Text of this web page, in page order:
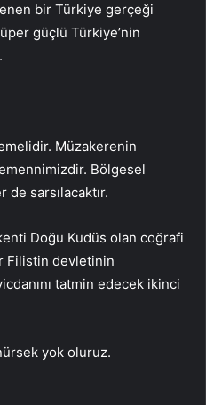
bir Türkiye gerçeği
güçlü Türkiye’nin
Müzakerenin
Bölgesel
sarsılacaktır.
Doğu Kudüs olan coğrafi
Filistin devletinin
tatmin edecek ikinci
yok oluruz.